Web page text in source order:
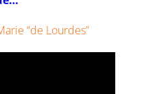
“de Lourdes”